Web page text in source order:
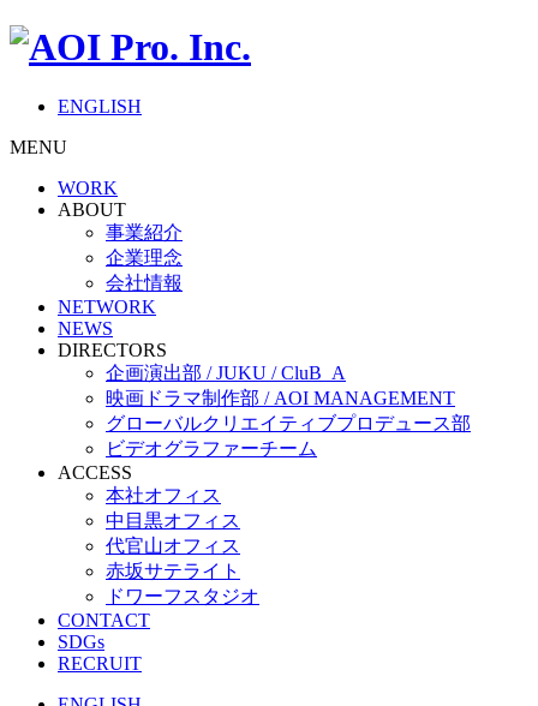
ENGLISH
MENU
WORK
ABOUT
事業紹介
企業理念
会社情報
NETWORK
NEWS
DIRECTORS
企画演出部 / JUKU / CluB_A
映画ドラマ制作部 / AOI MANAGEMENT
グローバルクリエイティブプロデュース部
ビデオグラファーチーム
ACCESS
本社オフィス
中目黒オフィス
代官山オフィス
赤坂サテライト
ドワーフスタジオ
CONTACT
SDGs
RECRUIT